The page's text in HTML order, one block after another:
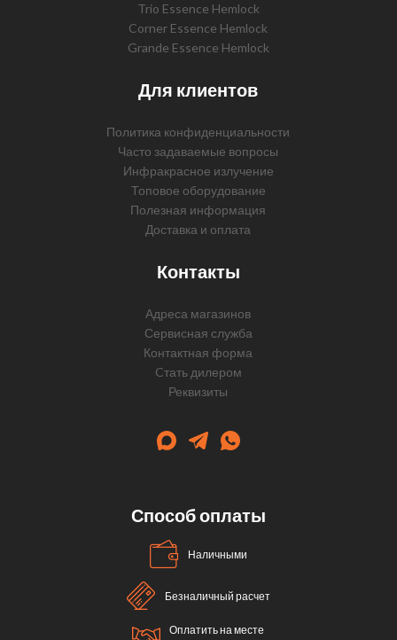
Trio Essence Hemlock
Corner Essence Hemlock
Grande Essence Hemlock
Для клиентов
Политика конфиденциальности
Часто задаваемые вопросы
Инфракрасное излучение
Топовое оборудование
Полезная информация
Доставка и оплата
Контакты
Адреса магазинов
Сервисная служба
Контактная форма
Cтать дилером
Реквизиты
Способ оплаты
Наличными
Безналичный расчет
Оплатить на месте